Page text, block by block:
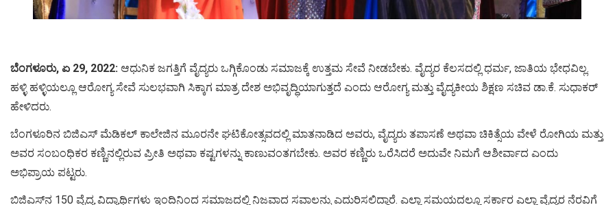
ಬೆಂಗಳೂರು, ಏ 29, 2022: ಆಧುನಿಕ ಜಗತ್ತಿಗೆ ವೈದ್ಯರು ಒಗ್ಗಿಕೊಂಡು ಸಮಾಜಕ್ಕೆ ಉತ್ತಮ ಸೇವೆ ನೀಡಬೇಕು. ವೈದ್ಯರ ಕೆಲಸದಲ್ಲಿ ಧರ್ಮ, ಜಾತಿಯ ಭೇಧವಿಲ್ಲ.
ಹಳ್ಳಿ ಹಳ್ಳಿಯಲ್ಲೂ ಆರೋಗ್ಯ ಸೇವೆ ಸುಲಭವಾಗಿ ಸಿಕ್ಕಾಗ ಮಾತ್ರ ದೇಶ ಅಭಿವೃದ್ಧಿಯಾಗುತ್ತದೆ ಎಂದು ಆರೋಗ್ಯ ಮತ್ತು ವೈದ್ಯಕೀಯ ಶಿಕ್ಷಣ ಸಚಿವ ಡಾ.ಕೆ. ಸುಧಾಕರ್
ಹೇಳಿದರು.
ಬೆಂಗಳೂರಿನ ಬಿಜಿಎಸ್ ಮೆಡಿಕಲ್ ಕಾಲೇಜಿನ ಮೂರನೇ ಘಟಿಕೋತ್ಸವದಲ್ಲಿ ಮಾತನಾಡಿದ ಅವರು, ವೈದ್ಯರು ತಪಾಸಣೆ ಅಥವಾ ಚಿಕಿತ್ಸೆಯ ವೇಳೆ ರೋಗಿಯ ಮತ್ತು
ಅವರ ಸಂಬಂಧಿಕರ ಕಣ್ಣಿನಲ್ಲಿರುವ ಪ್ರೀತಿ ಅಥವಾ ಕಷ್ಟಗಳನ್ನು ಕಾಣುವಂತಗಬೇಕು. ಅವರ ಕಣ್ಣಿರು ಒರೆಸಿದರೆ ಅದುವೇ ನಿಮಗೆ ಆಶೀರ್ವಾದ ಎಂದು
ಅಭಿಪ್ರಾಯ ಪಟ್ಟರು.
ಬಿಜಿಎಸ್​​ನ 150 ವೈದ್ಯ ವಿದ್ಯಾರ್ಥಿಗಳು ಇಂದಿನಿಂದ ಸಮಾಜದಲ್ಲಿ ನಿಜವಾದ ಸವಾಲನ್ನು ಎದುರಿಸಲಿದ್ದಾರೆ. ಎಲ್ಲಾ ಸಮಯದಲ್ಲೂ ಸರ್ಕಾರ ಎಲ್ಲಾ ವೈದ್ಯರ ನೆರವಿಗೆ